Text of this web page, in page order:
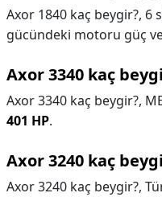
Axor 1840 kaç beygir?, 6
gücündeki motoru güç
Axor 3340 kaç
Axor 3340 kaç beygir?,
401 HP.
Axor 3240 kaç
Axor 3240 kaç beygir?,